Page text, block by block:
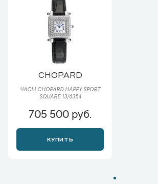
CHOPARD
ЧАСЫ CHOPARD HAPPY SPORT
SQUARE 13/6354
705 500 руб.
КУПИТЬ